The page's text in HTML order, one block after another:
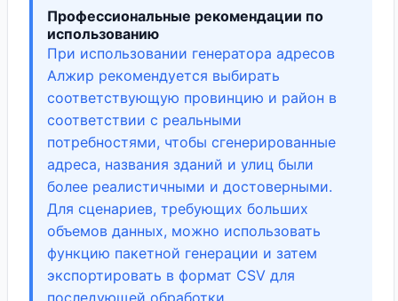
Профессиональные рекомендации по
использованию
При использовании генератора адресов
Алжир рекомендуется выбирать
соответствующую провинцию и район в
соответствии с реальными
потребностями, чтобы сгенерированные
адреса, названия зданий и улиц были
более реалистичными и достоверными.
Для сценариев, требующих больших
объемов данных, можно использовать
функцию пакетной генерации и затем
экспортировать в формат CSV для
последующей обработки.